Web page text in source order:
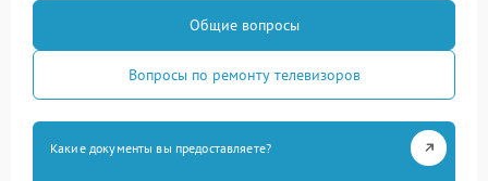
Общие вопросы
Вопросы по ремонту телевизоров
Какие документы вы предоставляете?